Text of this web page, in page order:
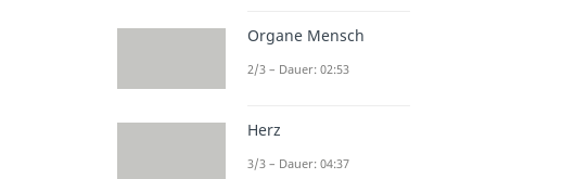
Organe Mensch
2/3 – Dauer: 02:53
Herz
3/3 – Dauer: 04:37